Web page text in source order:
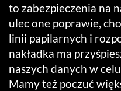
to zabezpieczenia na
ulec one poprawie,
linii papilarnych i
nakładka ma
naszych danych w
Mamy też poczuć